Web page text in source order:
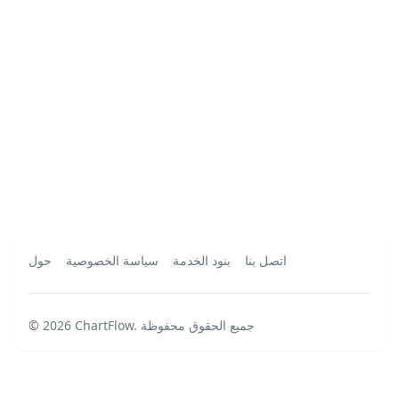
حول سياسة الخصوصية بنود الخدمة اتصل بنا
© 2026 ChartFlow. جميع الحقوق محفوظة